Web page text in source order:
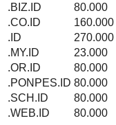
.BIZ.ID
80.000
.CO.ID
160.000
.ID
270.000
.MY.ID
23.000
.OR.ID
80.000
.PONPES.ID 80.000
.SCH.ID
80.000
.WEB.ID
80.000